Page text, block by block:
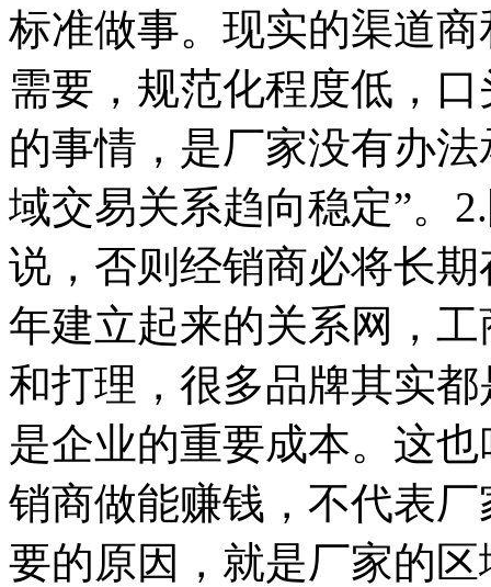
标准做事。现实的渠道
需要，规范化程度低，
的事情，是厂家没有办
域交易关系趋向稳定”。
说，否则经销商必将长
年建立起来的关系网，
和打理，很多品牌其实
是企业的重要成本。这
销商做能赚钱，不代表
要的原因，就是厂家的